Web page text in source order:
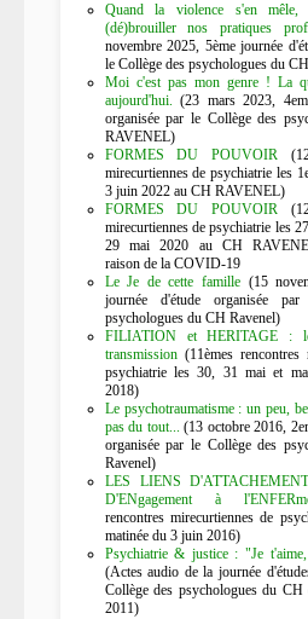
Quand la violence s'en mêle,
(dé)brouiller nos pratiques
novembre 2025, 5ème journée
le Collège des psychologues du
Moi c'est pas mon genre ! La
aujourd'hui. (23 mars 2023,
organisée par le Collège des
RAVENEL)
FORMES DU POUVOIR
mirecurtiennes de psychiatrie les
3 juin 2022 au CH RAVENEL)
FORMES DU POUVOIR
mirecurtiennes de psychiatrie les
29 mai 2020 au CH
raison de la COVID-19
Le Je de cette famille (15
journée d'étude organisée
psychologues du CH Ravenel)
FILIATION et HERITAGE :
transmission(11èmes rencontres
psychiatrie les 30, 31 mai et
2018)
Le psychotraumatisme : un peu,
pas du tout... (13 octobre 2016,
organisée par le Collège des
Ravenel)
LES LIENS
D'ENgagement à
rencontres mirecurtiennes de
matinée du 3 juin 2016)
Psychiatrie & justice : "Je
(Actes audio de la journée
Collège des psychologues du
2011)